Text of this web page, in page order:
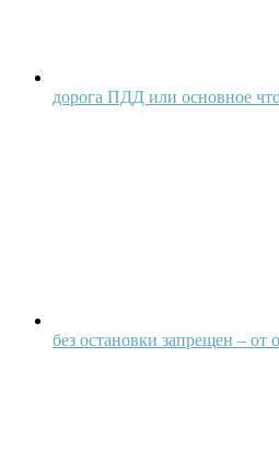
дорога ПДД или основное
без остановки запрещен –